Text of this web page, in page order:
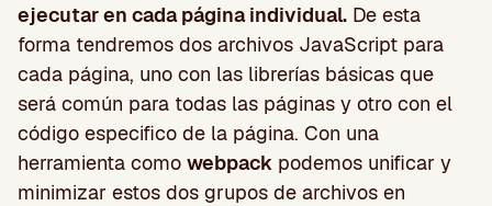
ejecutar en cada página individual. De esta
forma tendremos dos archivos JavaScript para
cada página, uno con las librerías básicas que
será común para todas las páginas y otro con el
código especifico de la página. Con una
herramienta como webpack podemos unificar y
minimizar estos dos grupos de archivos en